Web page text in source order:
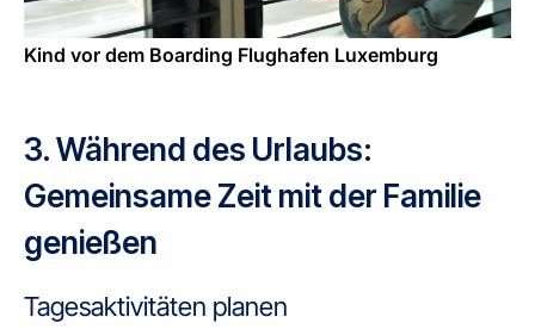
Kind vor dem Boarding Flughafen Luxemburg
3. Während des Urlaubs:
Gemeinsame Zeit mit der Familie
genießen
Tagesaktivitäten planen